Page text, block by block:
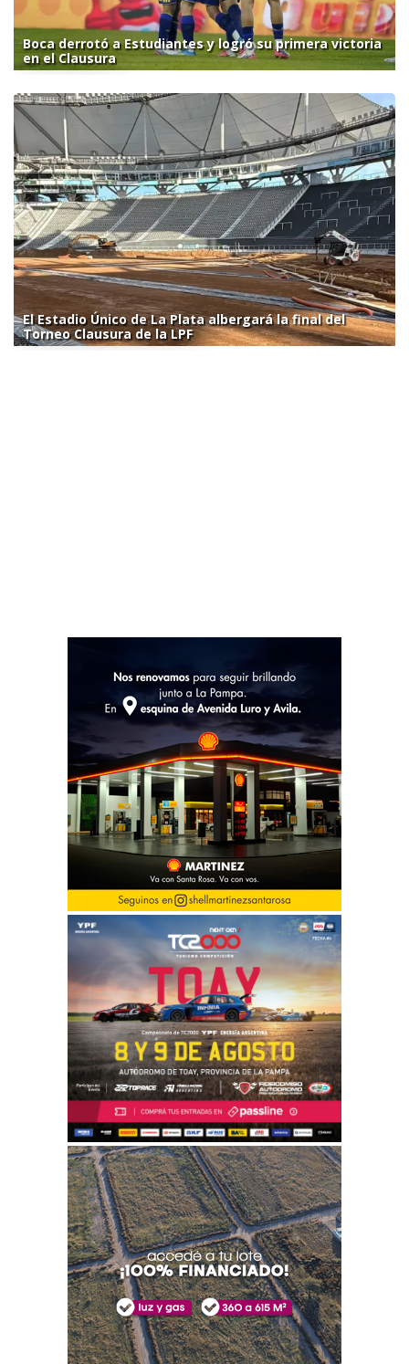
Boca derrotó a Estudiantes y logró su primera victoria
en el Clausura
El Estadio Único de La Plata albergará la final del
Torneo Clausura de la LPF